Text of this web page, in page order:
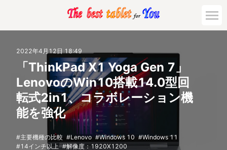
活用対策と事例
主要機種の比較
ゲーミング
2022年4月12日 18:49
「ThinkPad X1 Yoga Gen 7」
LenovoのWin10搭載14.0型回
転式2in1、コラボレーション機
能を強化
主要機種の比較 Lenovo Windows 10
Windows 11
14インチ以上
解像度：1920X1200